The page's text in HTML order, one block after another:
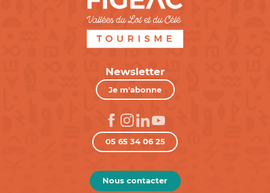
Newsletter
Je m'abonne
05 65 34 06 25
Nous contacter